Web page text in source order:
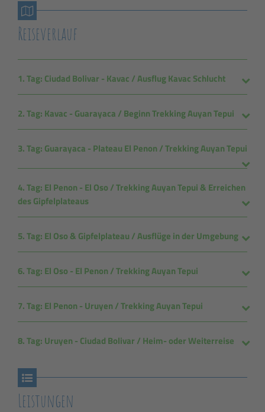
Reiseverlauf
1. Tag: Ciudad Bolivar - Kavac / Ausflug Kavac Schlucht
2. Tag: Kavac - Guarayaca / Beginn Trekking Auyan Tepui
3. Tag: Guarayaca - Plateau El Penon / Trekking Auyan Tepui
4. Tag: El Penon - El Oso / Trekking Auyan Tepui & Erreichen
des Gipfelplateaus
5. Tag: El Oso & Gipfelplateau / Ausflüge in der Umgebung
6. Tag: El Oso - El Penon / Trekking Auyan Tepui
7. Tag: El Penon - Uruyen / Trekking Auyan Tepui
8. Tag: Uruyen - Ciudad Bolivar / Heim- oder Weiterreise
Leistungen